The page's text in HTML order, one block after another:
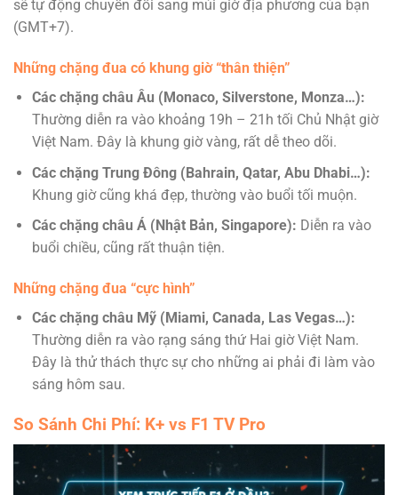
sẽ tự động chuyển đổi sang múi giờ địa phương của bạn
(GMT+7).
Những chặng đua có khung giờ “thân thiện”
Các chặng châu Âu (Monaco, Silverstone, Monza…):
Thường diễn ra vào khoảng 19h – 21h tối Chủ Nhật giờ
Việt Nam. Đây là khung giờ vàng, rất dễ theo dõi.
Các chặng Trung Đông (Bahrain, Qatar, Abu Dhabi…):
Khung giờ cũng khá đẹp, thường vào buổi tối muộn.
Các chặng châu Á (Nhật Bản, Singapore): Diễn ra vào
buổi chiều, cũng rất thuận tiện.
Những chặng đua “cực hình”
Các chặng châu Mỹ (Miami, Canada, Las Vegas…):
Thường diễn ra vào rạng sáng thứ Hai giờ Việt Nam.
Đây là thử thách thực sự cho những ai phải đi làm vào
sáng hôm sau.
So Sánh Chi Phí: K+ vs F1 TV Pro